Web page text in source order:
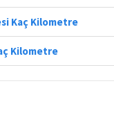
Kaç Kilometre
Kilometre